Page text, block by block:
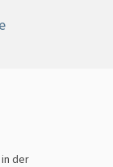
der